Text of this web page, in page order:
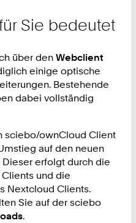
Sie bedeutet
über den Webclient
einige optische
Bestehende
dabei vollständig
sciebo/ownCloud Client
auf den neuen
erfolgt durch die
und die
Nextcloud Clients.
Sie auf der sciebo
.